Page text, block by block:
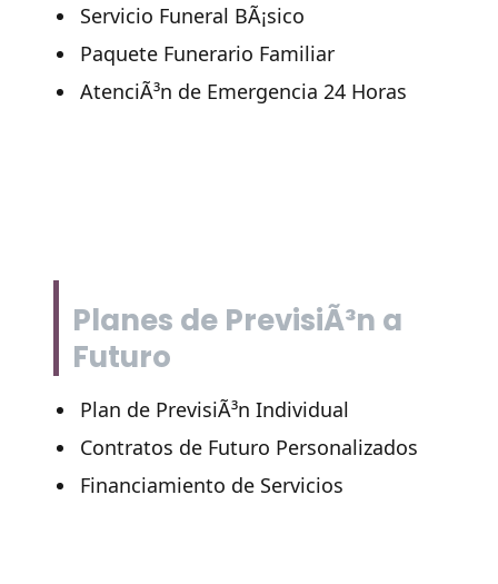
Servicio Funeral BÃ¡sico
Paquete Funerario Familiar
AtenciÃ³n de Emergencia 24 Horas
Planes de PrevisiÃ³n a
Futuro
Plan de PrevisiÃ³n Individual
Contratos de Futuro Personalizados
Financiamiento de Servicios